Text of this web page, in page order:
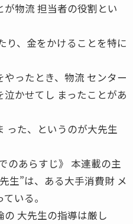
物流 担当者の役割とい
り、金をかけることを特に
ったとき、物流 センター
かせてし まったことがあ
った、というのが大先生
のあらすじ》 本連載の主
生”は、ある大手消費財 メ
いる。
の 大先生の指導は厳し